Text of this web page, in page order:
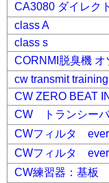
CA3080 ダイレク
class A
class s
CORNMI脱臭機 オ
cw transmit
CW ZERO BEAT
CW トランシーバ
CWフィルタ ever
CWフィルタ
CW練習器：基板